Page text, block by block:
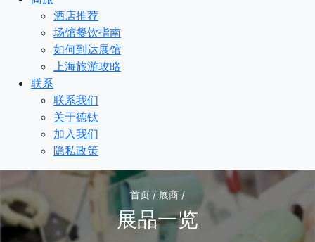
酒店推荐
场馆餐饮指南
如何到达展馆
上海旅游攻略
联系
联系我们
关于德钛
加入我们
隐私政策
首页 / 展商 /
展品一览